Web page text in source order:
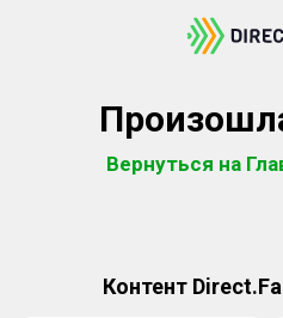
Вернуться на
Контент